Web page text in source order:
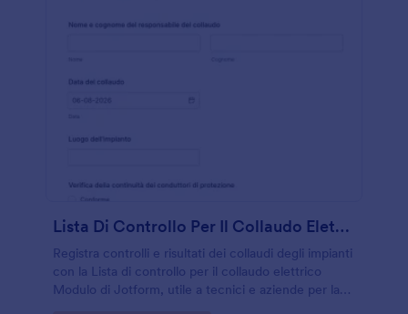
Lista Di Controllo Per Il Collaudo Elettrico
Registra controlli e risultati dei collaudi degli impianti
con la Lista di controllo per il collaudo elettrico
Modulo di Jotform, utile a tecnici e aziende per la